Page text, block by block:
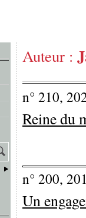
Auteur :
n° 210,
Reine du
n° 200,
Un